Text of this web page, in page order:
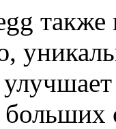
также
больших